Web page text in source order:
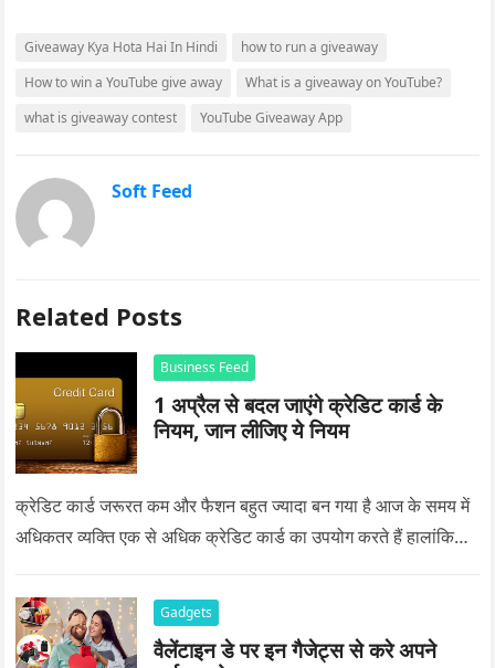
Giveaway Kya Hota Hai In Hindi
how to run a giveaway
How to win a YouTube give away
What is a giveaway on YouTube?
what is giveaway contest
YouTube Giveaway App
Soft Feed
Related Posts
Business Feed
1 अप्रैल से बदल जाएंगे क्रेडिट कार्ड के
नियम, जान लीजिए ये नियम
क्रेडिट कार्ड जरूरत कम और फैशन बहुत ज्यादा बन गया है आज के समय में
अधिकतर व्यक्ति एक से अधिक क्रेडिट कार्ड का उपयोग करते हैं हालांकि…
Gadgets
वैलेंटाइन डे पर इन गैजेट्स से करे अपने